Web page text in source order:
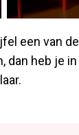
een van
heb je